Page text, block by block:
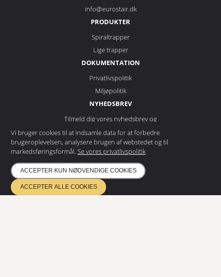
info@eurostair.dk
PRODUKTER
Spiraltrapper
Lige trapper
DOKUMENTATION
Privatlivspolitik
Miljøpolitik
NYHEDSBREV
Tilmeld dig vores nyhedsbrev og
få de seneste nyheder
TILMELD
Vi bruger cookies til at indsamle data for at forbedre
brugeroplevelsen, analysere brugen af webstedet og til
markedsføringsformål. Se vores privatlivspolitik
ACCEPTER KUN NØDVENDIGE COOKIES
ACCEPTER ALLE COOKIES